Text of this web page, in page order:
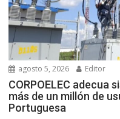
agosto 5, 2026 Editor
CORPOELEC adecua
más de un millón de
Portuguesa